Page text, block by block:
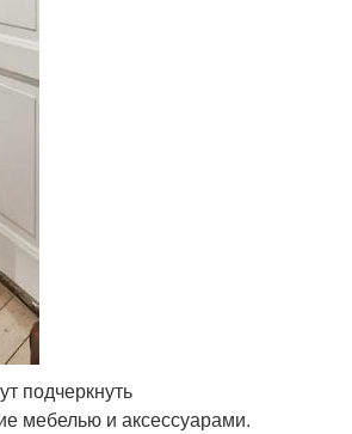
подчеркнуть
мебелью и аксессуарами.